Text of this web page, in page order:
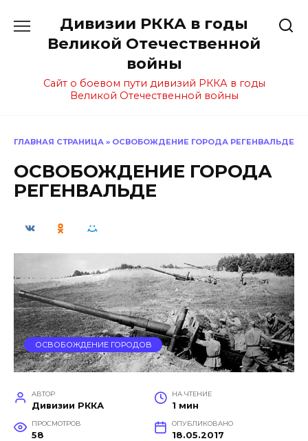
содержанию
Дивизии РККА в годы
Великой Отечественной
войны
Сайт о боевом пути дивизий РККА в годы
Великой Отечественной войны
ГЛАВНАЯ СТРАНИЦА » ОСВОБОЖДЕНИЕ ГОРОДА РЕГЕНВАЛЬДЕ
ОСВОБОЖДЕНИЕ ГОРОДА
РЕГЕНВАЛЬДЕ
ОСВОБОЖДЕНИЕ ГОРОДОВ
АВТОР
Дивизии РККА
НА ЧТЕНИЕ
1 мин
ПРОСМОТРОВ
58
ОПУБЛИКОВАНО
18.05.2017